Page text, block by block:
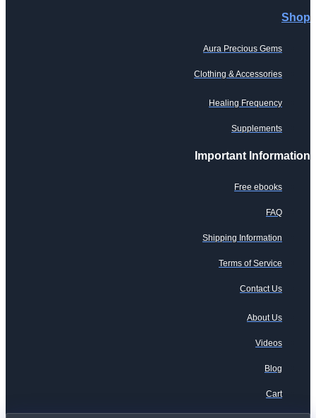
Shop
Aura Precious Gems
Clothing & Accessories
Healing Frequency
Supplements
Important Information
Free ebooks
FAQ
Shipping Information
Terms of Service
Contact Us
About Us
Videos
Blog
Cart